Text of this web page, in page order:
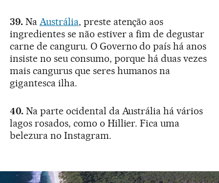
39.Na Austrália, preste atenção aos
ingredientes se não estiver a fim de degustar
carne de canguru. O Governo do país há anos
insiste no seu consumo, porque há duas vezes
mais cangurus que seres humanos na
gigantesca ilha.
40.Na parte ocidental da Austrália há vários
lagos rosados, como o Hillier. Fica uma
belezura no Instagram.